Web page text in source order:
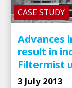
CASE STUDY
Advances
result in
Filtermist
3 July 2013